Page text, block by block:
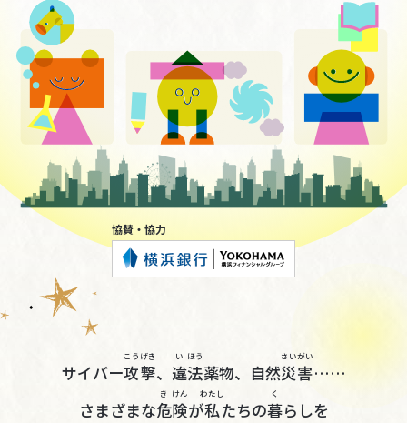
協賛・協力
サイバー攻
こう
撃
げき
、 違
い
法
ほう
薬物、自然災
さい
害
がい
……
さまざまな危
き
険
けん
が私
わたし
たちの暮
く
らしを